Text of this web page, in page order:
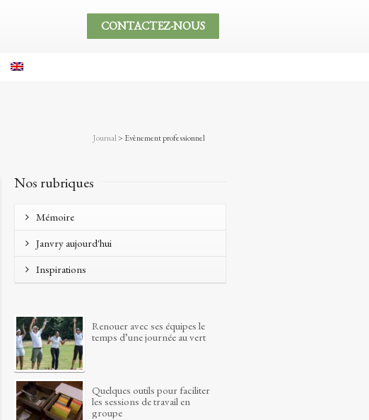
CONTACTEZ-NOUS
Journal> Evènement professionnel
Nos rubriques
Mémoire
Janvry aujourd'hui
Inspirations
Renouer avec ses équipes le
temps d’une journée au vert
Quelques outils pour faciliter
les sessions de travail en
groupe